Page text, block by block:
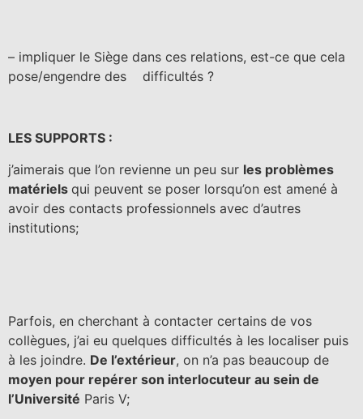
– impliquer le Siège dans ces relations, est-ce que cela
pose/engendre des difficultés ?
LES SUPPORTS :
j’aimerais que l’on revienne un peu sur les problèmes
matériels qui peuvent se poser lorsqu’on est amené à
avoir des contacts professionnels avec d’autres
institutions;
Parfois, en cherchant à contacter certains de vos
collègues, j’ai eu quelques difficultés à les localiser puis
à les joindre. De l’extérieur, on n’a pas beaucoup de
moyen pour repérer son interlocuteur au sein de
l’Université Paris V;